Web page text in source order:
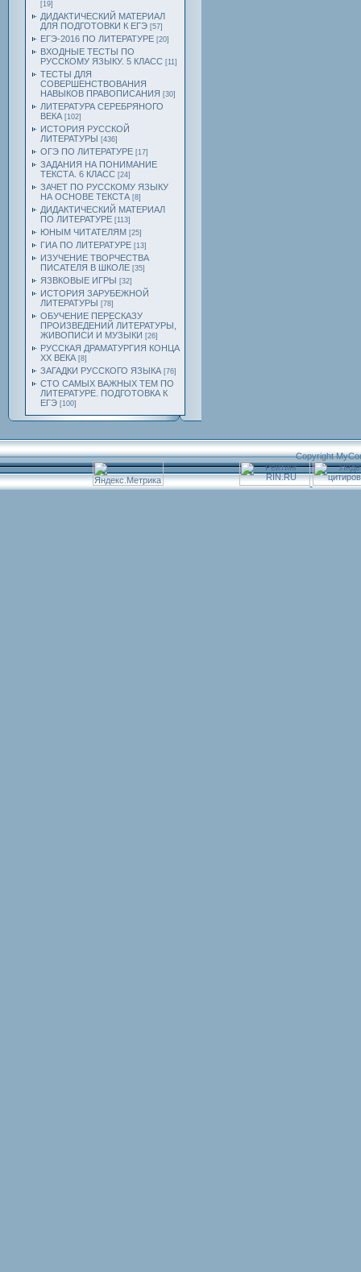
[19]
ДИДАКТИЧЕСКИЙ МАТЕРИАЛ
ДЛЯ ПОДГОТОВКИ К ЕГЭ [57]
ЕГЭ-2016 ПО ЛИТЕРАТУРЕ [20]
ВХОДНЫЕ ТЕСТЫ ПО
РУССКОМУ ЯЗЫКУ. 5 КЛАСС [11]
ТЕСТЫ ДЛЯ
СОВЕРШЕНСТВОВАНИЯ
НАВЫКОВ ПРАВОПИСАНИЯ [30]
ЛИТЕРАТУРА СЕРЕБРЯНОГО
ВЕКА [102]
ИСТОРИЯ РУССКОЙ
ЛИТЕРАТУРЫ [436]
ОГЭ ПО ЛИТЕРАТУРЕ [17]
ЗАДАНИЯ НА ПОНИМАНИЕ
ТЕКСТА. 6 КЛАСС [24]
ЗАЧЕТ ПО РУССКОМУ ЯЗЫКУ
НА ОСНОВЕ ТЕКСТА [8]
ДИДАКТИЧЕСКИЙ МАТЕРИАЛ
ПО ЛИТЕРАТУРЕ [113]
ЮНЫМ ЧИТАТЕЛЯМ [25]
ГИА ПО ЛИТЕРАТУРЕ [13]
ИЗУЧЕНИЕ ТВОРЧЕСТВА
ПИСАТЕЛЯ В ШКОЛЕ [35]
ЯЗВКОВЫЕ ИГРЫ [32]
ИСТОРИЯ ЗАРУБЕЖНОЙ
ЛИТЕРАТУРЫ [78]
ОБУЧЕНИЕ ПЕРЕСКАЗУ
ПРОИЗВЕДЕНИЙ ЛИТЕРАТУРЫ,
ЖИВОПИСИ И МУЗЫКИ [26]
РУССКАЯ ДРАМАТУРГИЯ КОНЦА
ХХ ВЕКА [8]
ЗАГАДКИ РУССКОГО ЯЗЫКА [76]
СТО САМЫХ ВАЖНЫХ ТЕМ ПО
ЛИТЕРАТУРЕ. ПОДГОТОВКА К
ЕГЭ [100]
Copyright